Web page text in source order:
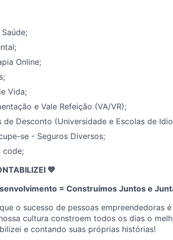
Online;
Vida;
e Vale Refeição (VA/VR);
de Desconto (Universidade e Escolas de
se - Seguros Diversos;
code;
💙
= Construímos Juntos e
o sucesso de pessoas empreendedoras
cultura constroem todos os dias o
e contando suas próprias histórias!